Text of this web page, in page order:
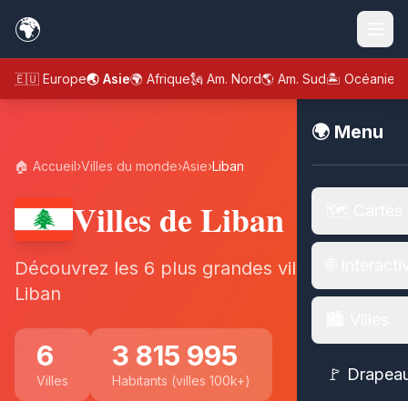
🌍
🇪🇺 Europe🌏 Asie🌍 Afrique🗽 Am. Nord🌎 Am. Sud🏝️ Océanie
🌍 Menu
🚩
🏠 Accueil›Villes du monde›Asie›Liban
Villes de Liban
Découvrez les 6 plus grandes villes de
Liban
6
Villes
3 815 995
Habitants (villes 100k+)